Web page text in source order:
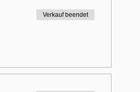
Verkauf beendet